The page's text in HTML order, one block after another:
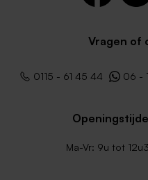
Vragen of
0115 - 61 45 44 06 -
Ma-Vr: 9u tot